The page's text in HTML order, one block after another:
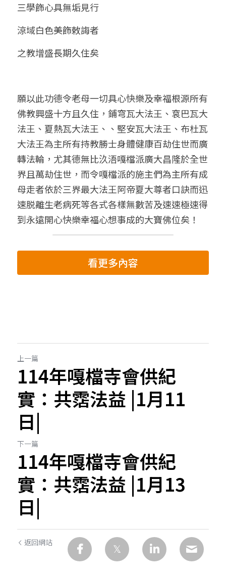
三學飾心具無垢見行
涼域白色美飾敕誨者
之教增盛長期久住矣
願以此功德令老母一切具心快樂及幸福根源所有
佛教興盛十方且久住，鋪穹瓦大法王、袞巴瓦大
法王、夏熱瓦大法王、、堅安瓦大法王、布杜瓦
大法王為主所有持教勝士身體健康百劫住世而廣
轉法輪，尤其德無比汣浯嘎檔派廣大昌隆於全世
界且萬劫住世，而令嘎檔派的施主們為主所有成
母走者依於三界最大法王阿帝夏大尊者口訣而迅
速脱離生老病死等各式各樣無數苦及速速極速得
到永遠開心快樂幸福心想事成的大寶佛位矣！
看更多內容
上一篇
114年嘎檔寺會供紀
實：共霑法益 |1月11
日|
下一篇
114年嘎檔寺會供紀
實：共霑法益 |1月13
日|
返回網站